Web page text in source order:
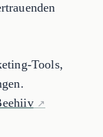
Tools,